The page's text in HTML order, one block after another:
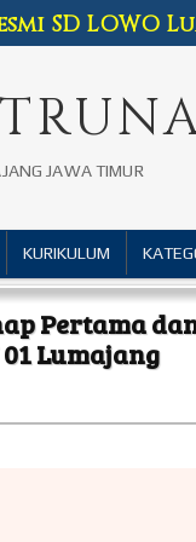
JAWA TIMUR
SD LOWO
KURIKULUM
Pertama
01 Lumajang